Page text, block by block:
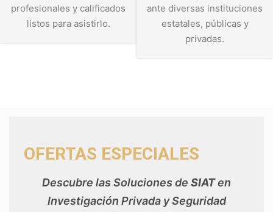
profesionales y calificados
listos para asistirlo.
ante diversas instituciones
estatales, públicas y
privadas.
OFERTAS ESPECIALES
Descubre las Soluciones de SIATen
Investigación Privada y Seguridad